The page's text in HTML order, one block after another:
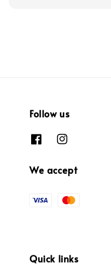
Follow us
We accept
Quick links